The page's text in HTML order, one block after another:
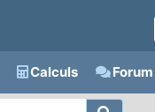
Calculs